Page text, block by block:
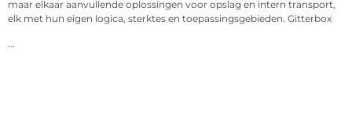
maar elkaar aanvullende oplossingen voor opslag en intern transport,
elk met hun eigen logica, sterktes en toepassingsgebieden. Gitterbox
...